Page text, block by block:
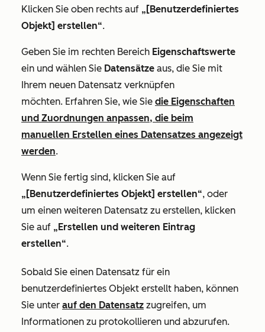
Klicken Sie oben rechts auf „[Benutzerdefiniertes
Objekt] erstellen“.
Geben Sie im rechten Bereich Eigenschaftswerte
ein und wählen Sie Datensätze aus, die Sie mit
Ihrem neuen Datensatz verknüpfen
möchten. Erfahren Sie, wie Sie die Eigenschaften
und Zuordnungen anpassen, die beim
manuellen Erstellen eines Datensatzes angezeigt
werden.
Wenn Sie fertig sind, klicken Sie auf
„[Benutzerdefiniertes Objekt] erstellen“, oder
um einen weiteren Datensatz zu erstellen, klicken
Sie auf „Erstellen und weiteren Eintrag
erstellen“.
Sobald Sie einen Datensatz für ein
benutzerdefiniertes Objekt erstellt haben, können
Sie unter auf den Datensatz zugreifen, um
Informationen zu protokollieren und abzurufen.